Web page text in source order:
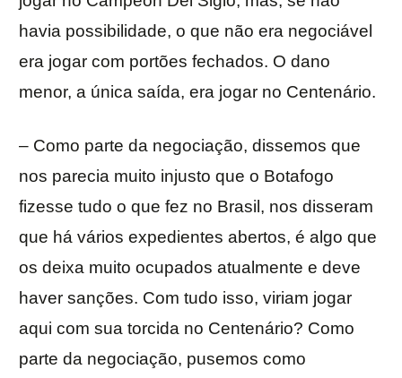
havia possibilidade, o que não era negociável
era jogar com portões fechados. O dano
menor, a única saída, era jogar no Centenário.
– Como parte da negociação, dissemos que
nos parecia muito injusto que o Botafogo
fizesse tudo o que fez no Brasil, nos disseram
que há vários expedientes abertos, é algo que
os deixa muito ocupados atualmente e deve
haver sanções. Com tudo isso, viriam jogar
aqui com sua torcida no Centenário? Como
parte da negociação, pusemos como